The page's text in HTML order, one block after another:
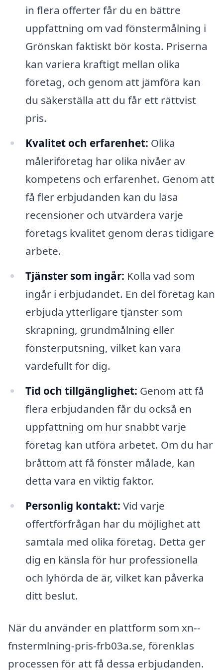
in flera offerter får du en bättre
uppfattning om vad fönstermålning i
Grönskan faktiskt bör kosta. Priserna
kan variera kraftigt mellan olika
företag, och genom att jämföra kan
du säkerställa att du får ett rättvist
pris.
Kvalitet och erfarenhet: Olika
måleriföretag har olika nivåer av
kompetens och erfarenhet. Genom att
få fler erbjudanden kan du läsa
recensioner och utvärdera varje
företags kvalitet genom deras tidigare
arbete.
Tjänster som ingår: Kolla vad som
ingår i erbjudandet. En del företag kan
erbjuda ytterligare tjänster som
skrapning, grundmålning eller
fönsterputsning, vilket kan vara
värdefullt för dig.
Tid och tillgänglighet: Genom att få
flera erbjudanden får du också en
uppfattning om hur snabbt varje
företag kan utföra arbetet. Om du har
bråttom att få fönster målade, kan
detta vara en viktig faktor.
Personlig kontakt: Vid varje
offertförfrågan har du möjlighet att
samtala med olika företag. Detta ger
dig en känsla för hur professionella
och lyhörda de är, vilket kan påverka
ditt beslut.
När du använder en plattform som xn--
fnstermlning-pris-frb03a.se, förenklas
processen för att få dessa erbjudanden.